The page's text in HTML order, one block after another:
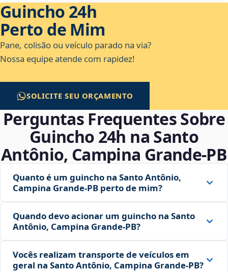
Guincho 24h
Perto de Mim
Pane, colisão ou veículo parado na via?
Nossa equipe atende com rapidez!
SOLICITE SEU ORÇAMENTO
Perguntas Frequentes Sobre
Guincho 24h na Santo
Antônio, Campina Grande‑PB
Quanto é um guincho na Santo Antônio,
Campina Grande‑PB perto de mim?
Quando devo acionar um guincho na Santo
Antônio, Campina Grande‑PB?
Vocês realizam transporte de veículos em
geral na Santo Antônio, Campina Grande‑PB?